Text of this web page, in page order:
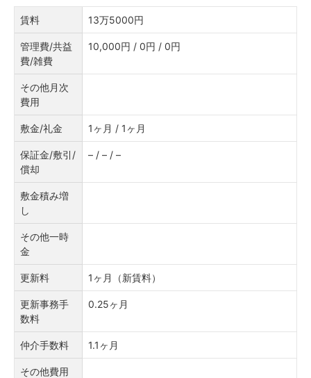
賃料 13万5000円
管理費/共益
費/雑費
10,000円 / 0円 / 0円
その他月次
費用
敷金/礼金 1ヶ月 / 1ヶ月
保証金/敷引/
償却
– / – / –
敷金積み増
し
その他一時
金
更新料 1ヶ月（新賃料）
更新事務手
数料
0.25ヶ月
仲介手数料 1.1ヶ月
その他費用